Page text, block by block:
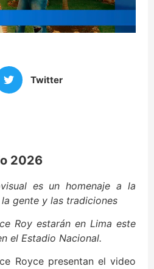
Twitter
2026
es un homenaje a la
gente y las tradiciones
Roy estarán en Lima este
el Estadio Nacional.
Royce presentan el video